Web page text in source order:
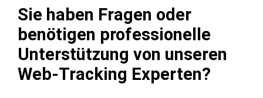
Sie haben Fragen oder
benötigen professionelle
Unterstützung von unseren
Web-Tracking Experten?